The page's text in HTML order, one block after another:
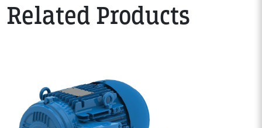
Related Products